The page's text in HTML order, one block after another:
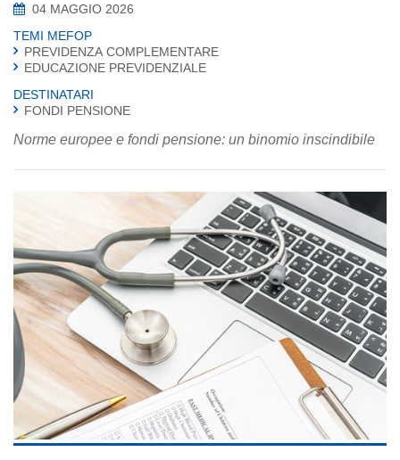
04 MAGGIO 2026
TEMI MEFOP
PREVIDENZA COMPLEMENTARE
EDUCAZIONE PREVIDENZIALE
DESTINATARI
FONDI PENSIONE
Norme europee e fondi pensione: un binomio inscindibile